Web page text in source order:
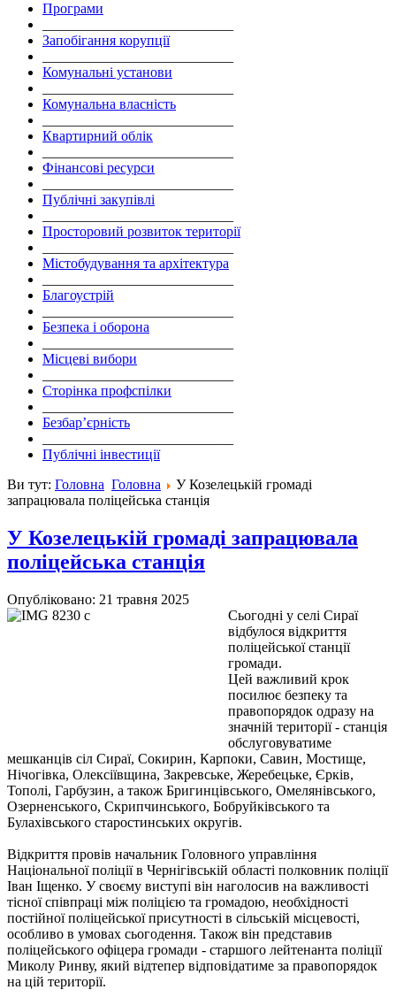
Програми
Запобігання корупції
Комунальні установи
Комунальна власність
Квартирний облік
Фінансові ресурси
Публічні закупівлі
Просторовий розвиток території
Містобудування та архітектура
Благоустрій
Безпека і оборона
Місцеві вибори
Сторінка профспілки
Безбар’єрність
Публічні інвестиції
Ви тут: Головна Головна
У Козелецькій громаді
запрацювала поліцейська станція
У Козелецькій громаді запрацювала
поліцейська станція
Опубліковано: 21 травня 2025
Сьогодні у селі Сираї
відбулося відкриття
поліцейської станції
громади.
Цей важливий крок
посилює безпеку та
правопорядок одразу на
значній території - станція
обслуговуватиме
мешканців сіл Сираї, Сокирин, Карпоки, Савин, Мостище,
Нічогівка, Олексіївщина, Закревське, Жеребецьке, Єрків,
Тополі, Гарбузин, а також Бригинцівського, Омелянівського,
Озерненського, Скрипчинського, Бобруйківського та
Булахівського старостинських округів.
Відкриття провів начальник Головного управління
Національної поліції в Чернігівській області полковник поліції
Іван Іщенко. У своєму виступі він наголосив на важливості
тісної співпраці між поліцією та громадою, необхідності
постійної поліцейської присутності в сільській місцевості,
особливо в умовах сьогодення. Також він представив
поліцейського офіцера громади - старшого лейтенанта поліції
Миколу Ринву, який відтепер відповідатиме за правопорядок
на цій території.